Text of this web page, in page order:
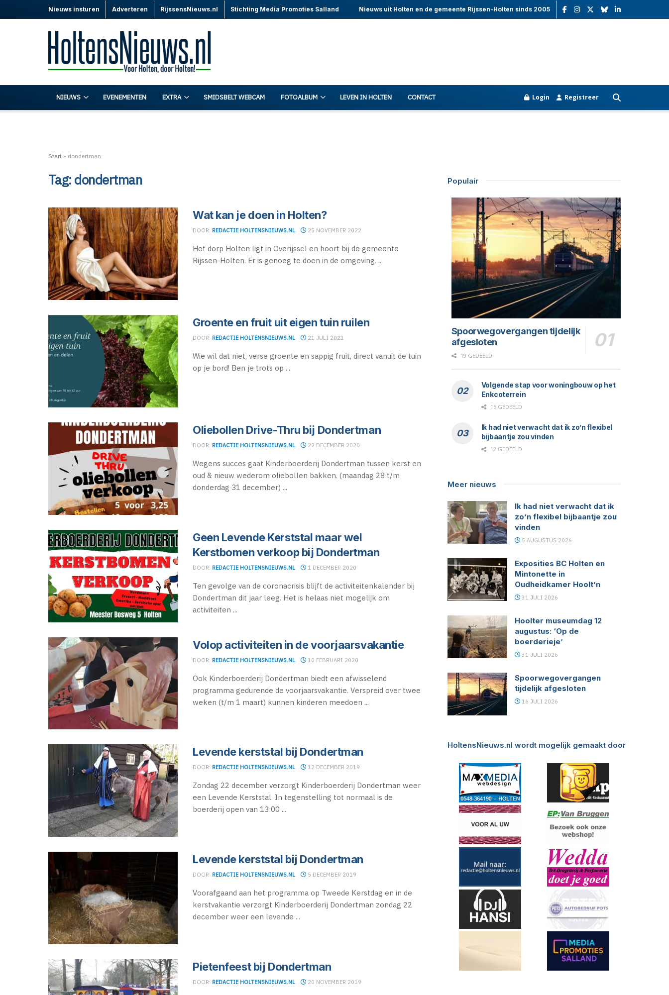
Nieuws insturen Adverteren RijssensNieuws.nl Stichting Media Promoties Salland Nieuws uit Holten en de gemeente Rijssen-Holten sinds 2005
NIEUWS EVENEMENTEN EXTRA SMIDSBELT WEBCAM FOTOALBUM LEVEN IN HOLTEN CONTACT Login Registreer
Start » dondertman
Tag: dondertman
Wat kan je doen in Holten?
DOOR: REDACTIE HOLTENSNIEUWS.NL 25 NOVEMBER 2022
Het dorp Holten ligt in Overijssel en hoort bij de gemeente
Rijssen-Holten. Er is genoeg te doen in de omgeving. ...
Groente en fruit uit eigen tuin ruilen
DOOR: REDACTIE HOLTENSNIEUWS.NL 21 JULI 2021
Wie wil dat niet, verse groente en sappig fruit, direct vanuit de tuin
op je bord! Ben je trots op ...
Oliebollen Drive-Thru bij Dondertman
DOOR: REDACTIE HOLTENSNIEUWS.NL 22 DECEMBER 2020
Wegens succes gaat Kinderboerderij Dondertman tussen kerst en
oud & nieuw wederom oliebollen bakken. (maandag 28 t/m
donderdag 31 december) ...
Geen Levende Kerststal maar wel
Kerstbomen verkoop bij Dondertman
DOOR: REDACTIE HOLTENSNIEUWS.NL 1 DECEMBER 2020
Ten gevolge van de coronacrisis blijft de activiteitenkalender bij
Dondertman dit jaar leeg. Het is helaas niet mogelijk om
activiteiten ...
Volop activiteiten in de voorjaarsvakantie
DOOR: REDACTIE HOLTENSNIEUWS.NL 10 FEBRUARI 2020
Ook Kinderboerderij Dondertman biedt een afwisselend
programma gedurende de voorjaarsvakantie. Verspreid over twee
weken (t/m 1 maart) kunnen kinderen meedoen ...
Levende kerststal bij Dondertman
DOOR: REDACTIE HOLTENSNIEUWS.NL 12 DECEMBER 2019
Zondag 22 december verzorgt Kinderboerderij Dondertman weer
een Levende Kerststal. In tegenstelling tot normaal is de
boerderij open van 13:00 ...
Levende kerststal bij Dondertman
DOOR: REDACTIE HOLTENSNIEUWS.NL 5 DECEMBER 2019
Voorafgaand aan het programma op Tweede Kerstdag en in de
kerstvakantie verzorgt Kinderboerderij Dondertman zondag 22
december weer een levende ...
Pietenfeest bij Dondertman
DOOR: REDACTIE HOLTENSNIEUWS.NL 20 NOVEMBER 2019
Populair
Spoorwegovergangen tijdelijk
afgesloten
19 GEDEELD
Volgende stap voor woningbouw op het
Enkcoterrein
15 GEDEELD
Ik had niet verwacht dat ik zo’n flexibel
bijbaantje zou vinden
12 GEDEELD
Meer nieuws
Ik had niet verwacht dat ik
zo’n flexibel bijbaantje zou
vinden
5 AUGUSTUS 2026
Exposities BC Holten en
Mintonette in
Oudheidkamer Hoolt’n
31 JULI 2026
Hoolter museumdag 12
augustus: ‘Op de
boerderieje’
31 JULI 2026
Spoorwegovergangen
tijdelijk afgesloten
16 JULI 2026
HoltensNieuws.nl wordt mogelijk gemaakt door